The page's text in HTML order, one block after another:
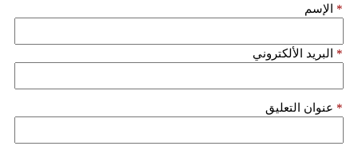
الإسم *
البريد الألكتروني *
عنوان التعليق *